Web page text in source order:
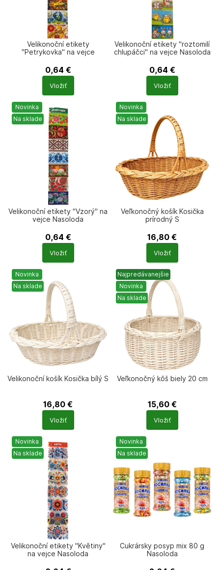
Velikonoční etikety
"Petrykovka" na vejce
0,64 €
Počet
produktů
Vložiť
Velikonoční etikety "roztomilí
chlupáčci" na vejce Nasoloda
0,64 €
Počet
produktů
Vložiť
Novinka
Na sklade
Velikonoční etikety "Vzorý" na
vejce Nasoloda
0,64 €
Počet
produktů
Vložiť
Novinka
Na sklade
Veľkonočný košík Kosička
prírodný S
16,80 €
Počet
produktů
Vložiť
Novinka
Na sklade
Velikonoční košík Kosička bílý S
16,80 €
Počet
produktů
Vložiť
Najpredávanejšie
Novinka
Na sklade
Veľkonočný kôš biely 20 cm
15,60 €
Počet
produktů
Vložiť
Novinka
Na sklade
Velikonoční etikety "Květiny"
na vejce Nasoloda
Novinka
Na sklade
Cukrársky posyp mix 80 g
Nasoloda